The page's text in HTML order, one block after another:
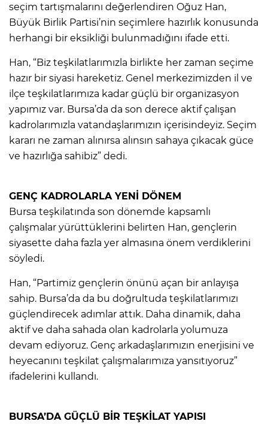
seçim tartışmalarını değerlendiren Oğuz Han,
Büyük Birlik Partisi’nin seçimlere hazırlık konusunda
herhangi bir eksikliği bulunmadığını ifade etti.
Han, “Biz teşkilatlarımızla birlikte her zaman seçime
hazır bir siyasi hareketiz. Genel merkezimizden il ve
ilçe teşkilatlarımıza kadar güçlü bir organizasyon
yapımız var. Bursa’da da son derece aktif çalışan
kadrolarımızla vatandaşlarımızın içerisindeyiz. Seçim
kararı ne zaman alınırsa alınsın sahaya çıkacak güce
ve hazırlığa sahibiz” dedi.
GENÇ KADROLARLA YENİ DÖNEM
Bursa teşkilatında son dönemde kapsamlı
çalışmalar yürüttüklerini belirten Han, gençlerin
siyasette daha fazla yer almasına önem verdiklerini
söyledi.
Han, “Partimiz gençlerin önünü açan bir anlayışa
sahip. Bursa’da da bu doğrultuda teşkilatlarımızı
güçlendirecek adımlar attık. Daha dinamik, daha
aktif ve daha sahada olan kadrolarla yolumuza
devam ediyoruz. Genç arkadaşlarımızın enerjisini ve
heyecanını teşkilat çalışmalarımıza yansıtıyoruz”
ifadelerini kullandı.
BURSA’DA GÜÇLÜ BİR TEŞKİLAT YAPISI